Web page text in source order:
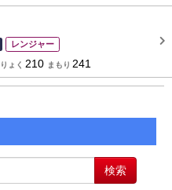
レンジャー
ょく 210 まもり 241
検索